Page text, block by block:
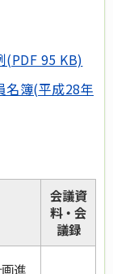
(PDF 95 KB)
名簿(平成28年
会議資
料・会
議録
進